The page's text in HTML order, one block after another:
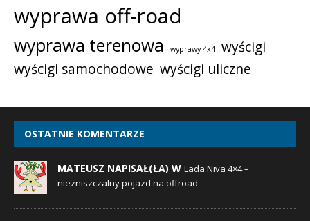
wyprawa off-road
wyprawa terenowa wyprawy 4x4
wyścigi
wyścigi samochodowe wyścigi uliczne
OSTATNIE KOMENTARZE
MATEUSZ NAPISAŁ(ŁA) W Lada Niva 4×4 –
niezniszczalny pojazd na offroad